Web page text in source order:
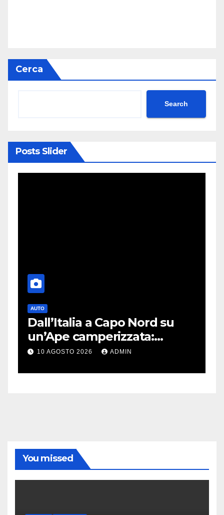
Cerca
Search
Posts Slider
AUTO
Dall’Italia a Capo Nord su
un’Ape camperizzata:
l’incredibile impresa di
10 AGOSTO 2026 ADMIN
You missed